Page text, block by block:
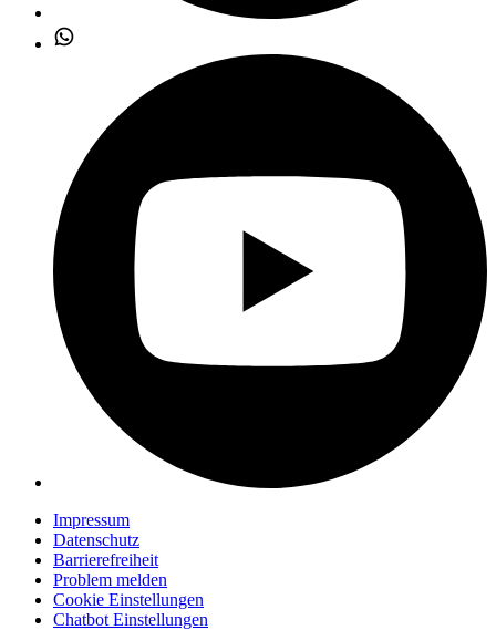
Impressum
Datenschutz
Barrierefreiheit
Problem melden
Cookie Einstellungen
Chatbot Einstellungen